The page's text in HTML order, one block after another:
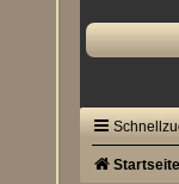
Startseite